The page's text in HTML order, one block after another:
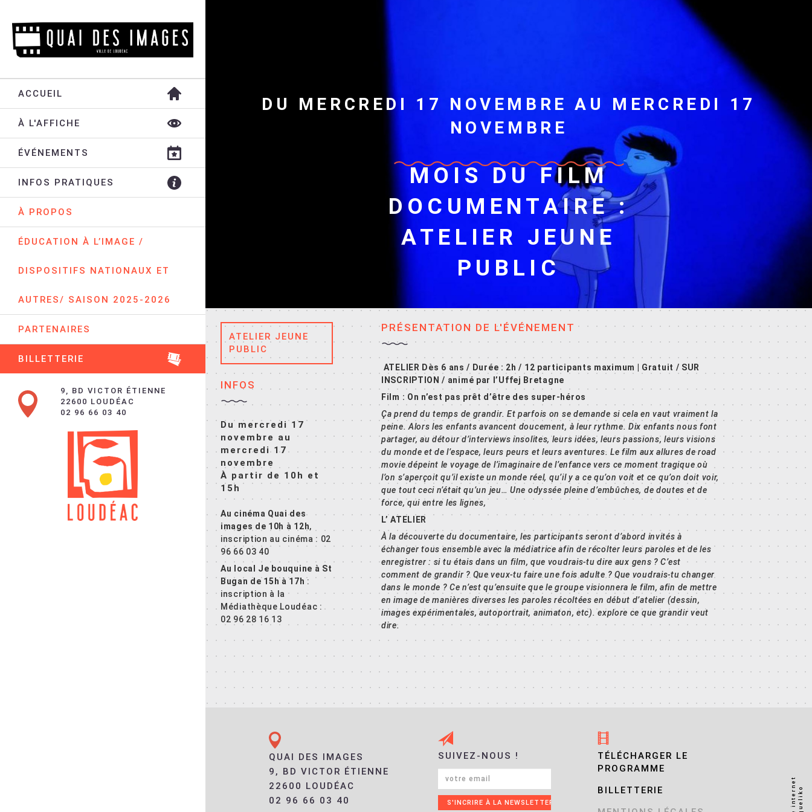
ACCUEIL
À L'AFFICHE
ÉVÉNEMENTS
INFOS PRATIQUES
À PROPOS
ÉDUCATION À L’IMAGE /
DISPOSITIFS NATIONAUX ET
AUTRES/ SAISON 2025-2026
PARTENAIRES
BILLETTERIE
9, BD VICTOR ÉTIENNE
22600 LOUDÉAC
02 96 66 03 40
DU MERCREDI 17 NOVEMBRE AU MERCREDI 17
NOVEMBRE
MOIS DU FILM
DOCUMENTAIRE :
ATELIER JEUNE
PUBLIC
ATELIER JEUNE
PUBLIC
INFOS
Du mercredi 17
novembre au
mercredi 17
novembre
À partir de 10h et
15h
Au cinéma Quai des
images de 10h à 12h,
inscription au cinéma : 02
96 66 03 40
Au local Je bouquine à St
Bugan de 15h à 17h :
inscription à la
Médiathèque Loudéac :
02 96 28 16 13
PRÉSENTATION DE L'ÉVÉNEMENT
ATELIER Dès 6 ans / Durée : 2h / 12 participants maximum |
Gratuit / SUR
INSCRIPTION / animé par l’Uffej Bretagne
Film : On n’est pas prêt d’être des super-héros
Ça prend du temps de grandir. Et parfois on se demande si cela en vaut vraiment la
peine. Alors les enfants avancent doucement, à leur rythme. Dix enfants nous font
partager, au détour d’interviews insolites, leurs idées, leurs passions, leurs visions
du monde et de l’espace, leurs peurs et leurs aventures. Le film aux allures de road
movie dépeint le voyage de l’imaginaire de l’enfance vers ce moment tragique où
l’on s’aperçoit qu’il existe un monde réel, qu’il y a ce qu’on voit et ce qu’on doit voir,
que tout ceci n’était qu’un jeu… Une odyssée pleine d’embûches, de doutes et de
force, qui entre les lignes,
L’ATELIER
À la découverte du documentaire, les participants seront d’abord invités à
échangertous ensemble avec la médiatrice afin de récolter leurs paroles et de les
enregistrer : si tu étais dans un film, que voudrais-tu dire aux gens ? C’est
comment de grandir ? Que veux-tu faire une fois adulte ? Que voudrais-tu changer
dans le monde ? Ce n’est qu’ensuite que le groupe visionnera le film, afin de mettre
en image de manières diverses les paroles récoltées en début d’atelier (dessin,
images expérimentales, autoportrait, animaton, etc). explore ce que grandir veut
dire.
QUAI DES IMAGES
9, BD VICTOR ÉTIENNE
22600 LOUDÉAC
02 96 66 03 40
SUIVEZ-NOUS !
TÉLÉCHARGER LE
PROGRAMME
BILLETTERIE